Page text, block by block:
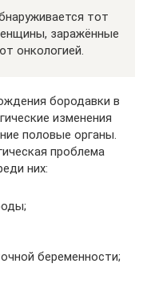
тот
заражённые
онкологией.
бородавки в
изменения
половые органы.
проблема
них:
беременности;